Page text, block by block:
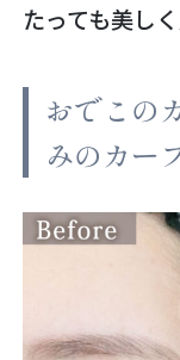
たっても美し
おでこの
みのカー